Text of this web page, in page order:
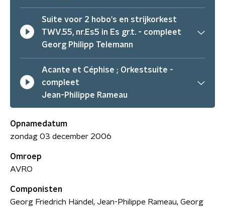
Suite voor 2 hobo's en strijkorkest
TWV.55, nr.Es5 in Es gr.t. - compleet
Georg Philipp Telemann
Acante et Céphise ; Orkestsuite -
compleet
Jean-Philippe Rameau
Opnamedatum
zondag 03 december 2006
Omroep
AVRO
Componisten
Georg Friedrich Händel, Jean-Philippe Rameau, Georg